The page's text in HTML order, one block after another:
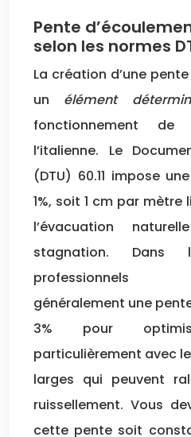
Pente
selon les normes
La création d’une
un élément
fonctionnement
l’italienne. Le
(DTU) 60.11 impose
1%, soit 1 cm par mètre
l’évacuation
stagnation.
professionnels
généralement une
3% pour
particulièrement avec
larges qui peuvent
ruissellement. Vous
cette pente soit